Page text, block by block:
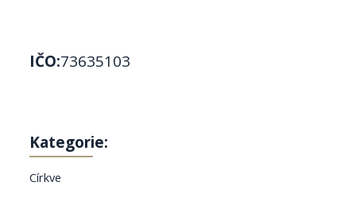
IČO:73635103
Kategorie:
Církve